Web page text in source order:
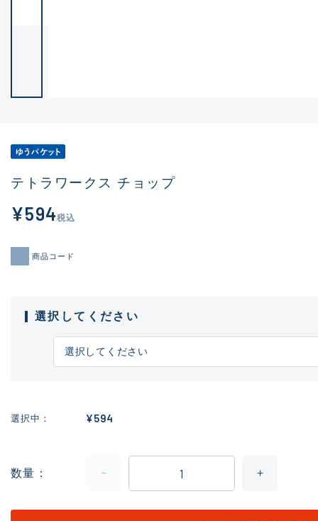
テトラワークス チョップ
¥594税込
商品コード
選択してください
選択中 ¥594
数量